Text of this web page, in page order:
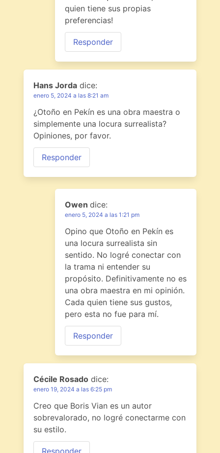
quien tiene sus propias
preferencias!
Responder
Hans Jorda dice:
enero 5, 2024 a las 8:21 am
¿Otoño en Pekín es una obra maestra o
simplemente una locura surrealista?
Opiniones, por favor.
Responder
Owen dice:
enero 5, 2024 a las 1:21 pm
Opino que Otoño en Pekín es
una locura surrealista sin
sentido. No logré conectar con
la trama ni entender su
propósito. Definitivamente no es
una obra maestra en mi opinión.
Cada quien tiene sus gustos,
pero esta no fue para mí.
Responder
Cécile Rosado dice:
enero 19, 2024 a las 6:25 pm
Creo que Boris Vian es un autor
sobrevalorado, no logré conectarme con
su estilo.